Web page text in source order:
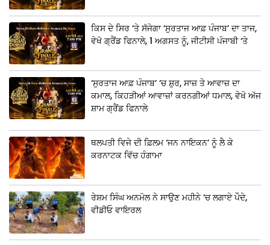
ਕਿਸ ਦੇ ਸਿਰ ‘ਤੇ ਸੱਜੇਗਾ ‘ਸੁਰਤਾਜ ਆਫ਼ ਪੰਜਾਬ’ ਦਾ ਤਾਜ,
ਵੇਖੋ ਗ੍ਰੈਂਡ ਫਿਨਾਲੇ, 1 ਅਗਸਤ ਨੂੰ, ਜੀਟੀਸੀ ਪੰਜਾਬੀ ‘ਤੇ
‘ਸੁਰਤਾਜ ਆਫ਼ ਪੰਜਾਬ’ ‘ਚ ਸ਼ੁਰ, ਸਾਜ਼ ਤੇ ਆਵਾਜ਼ ਦਾ
ਕਮਾਲ, ਕਿਹੜੀਆਂ ਆਵਾਜ਼ਾਂ ਕਰਨਗੀਆਂ ਧਮਾਲ, ਵੇਖੋ ਅੱਜ
ਸ਼ਾਮ ਗ੍ਰੈਂਡ ਫਿਨਾਲੇ
ਥਲਪਤੀ ਵਿਜੇ ਦੀ ਫ਼ਿਲਮ ‘ਜਨ ਨਾਇਕਨ’ ਨੂੰ ਲੈ ਕੇ
ਕਰਨਾਟਕ ਵਿੱਚ ਹੰਗਾਮਾ
ਰੇਸ਼ਮ ਸਿੰਘ ਅਨਮੋਲ ਨੇ ਸਾਉਣ ਮਹੀਨੇ ‘ਚ ਲਗਾਏ ਪੌਦੇ,
ਵੀਡੀਓ ਵਾਇਰਲ